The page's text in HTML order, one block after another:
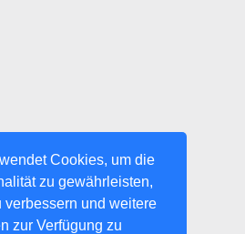
Cookies, um die
zu gewährleisten,
verbessern und weitere
zur Verfügung zu